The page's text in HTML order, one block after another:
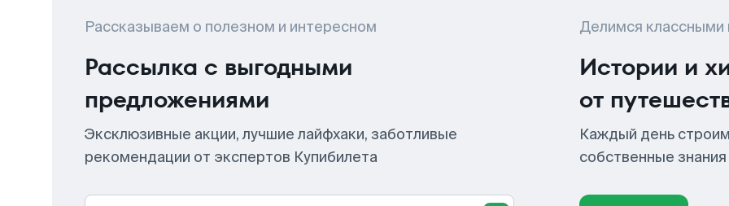
Рассказываем о полезном и интересном
Рассылка с выгодными
предложениями
Эксклюзивные акции, лучшие лайфхаки, заботливые
рекомендации от экспертов Купибилета
Делимся классными
Истории и
от
Каждый день
собственные